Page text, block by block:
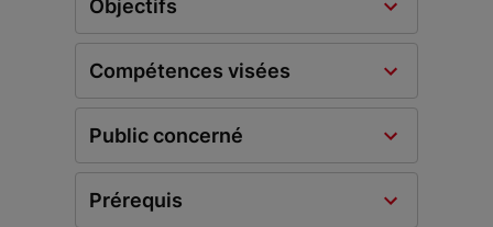
Objectifs
Compétences visées
Public concerné
Prérequis